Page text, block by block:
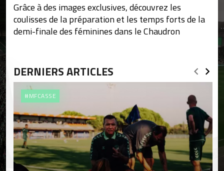
Grâce à des images exclusives, découvrez les
coulisses de la préparation et les temps forts de la
demi-finale des féminines dans le Chaudron
DERNIERS ARTICLES
#MFCASSE